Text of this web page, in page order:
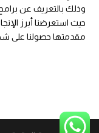
وذلك بالتعريف عن
حيث استعرضنا أبرز
مقدمتها حصولنا على شهادة